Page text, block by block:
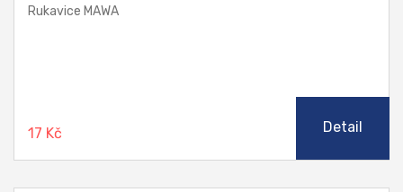
Rukavice MAWA
17 Kč Detail